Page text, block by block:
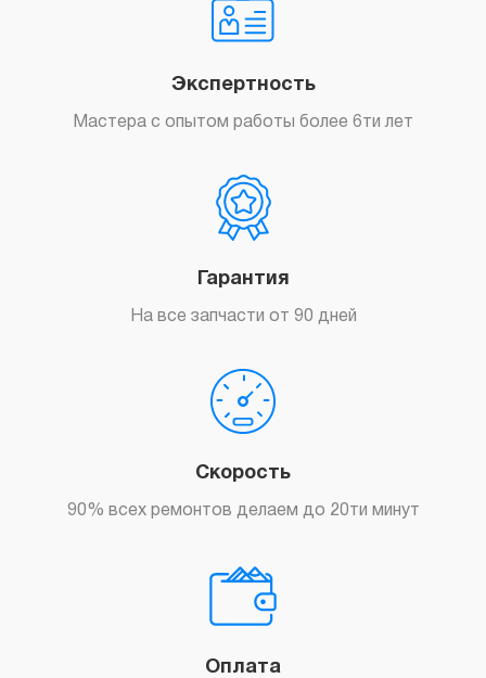
Экспертность
Мастера с опытом работы более 6ти лет
Гарантия
На все запчасти от 90 дней
Скорость
90% всех ремонтов делаем до 20ти минут
Оплата